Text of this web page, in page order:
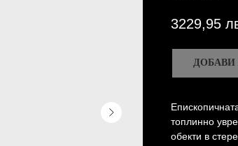
3229,95
ДОБАВИ
топлинно
обекти в